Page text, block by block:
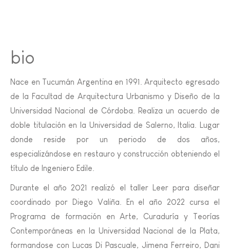
bio
Nace en Tucumán Argentina en 1991. Arquitecto egresado
de la Facultad de Arquitectura Urbanismo y Diseño de la
Universidad Nacional de Córdoba. Realiza un acuerdo de
doble titulación en la Universidad de Salerno, Italia. Lugar
donde reside por un periodo de dos años,
especializándose en restauro y construcción obteniendo el
título de Ingeniero Edile.
Durante el año 2021 realizó el taller Leer para diseñar
coordinado por Diego Valiña. En el año 2022 cursa el
Programa de formación en Arte, Curaduría y Teorías
Contemporáneas en la Universidad Nacional de la Plata,
formandose con Lucas Di Pascuale, Jimena Ferreiro, Dani